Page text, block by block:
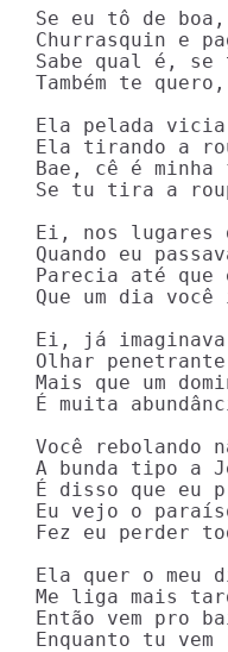
Se eu tô de
Churrasquin e
Sabe qual é, se
Também te
Ela pelada
Ela tirando a
Bae, cê é
Se tu tira a
Ei, nos lugares
Quando eu
Parecia até
Que um dia
Ei, já
Olhar
Mais que um
É muita
Você rebolando
A bunda tipo a
É disso que eu
Eu vejo o
Fez eu perder
Ela quer o meu
Me liga mais
Então vem pro
Enquanto tu